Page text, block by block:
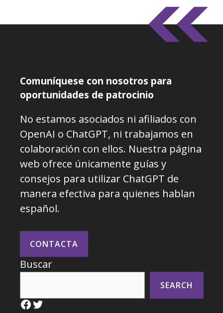
Comuníquese con nosotros para
oportunidades de patrocinio
No estamos asociados ni afiliados con
OpenAI o ChatGPT, ni trabajamos en
colaboración con ellos. Nuestra página
web ofrece únicamente guías y
consejos para utilizar ChatGPT de
manera efectiva para quienes hablan
español.
CONTACTA
Buscar
SEARCH
Facebook
Twitter